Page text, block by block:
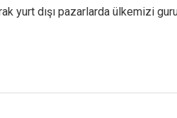
yurt dışı pazarlarda ülkemizi